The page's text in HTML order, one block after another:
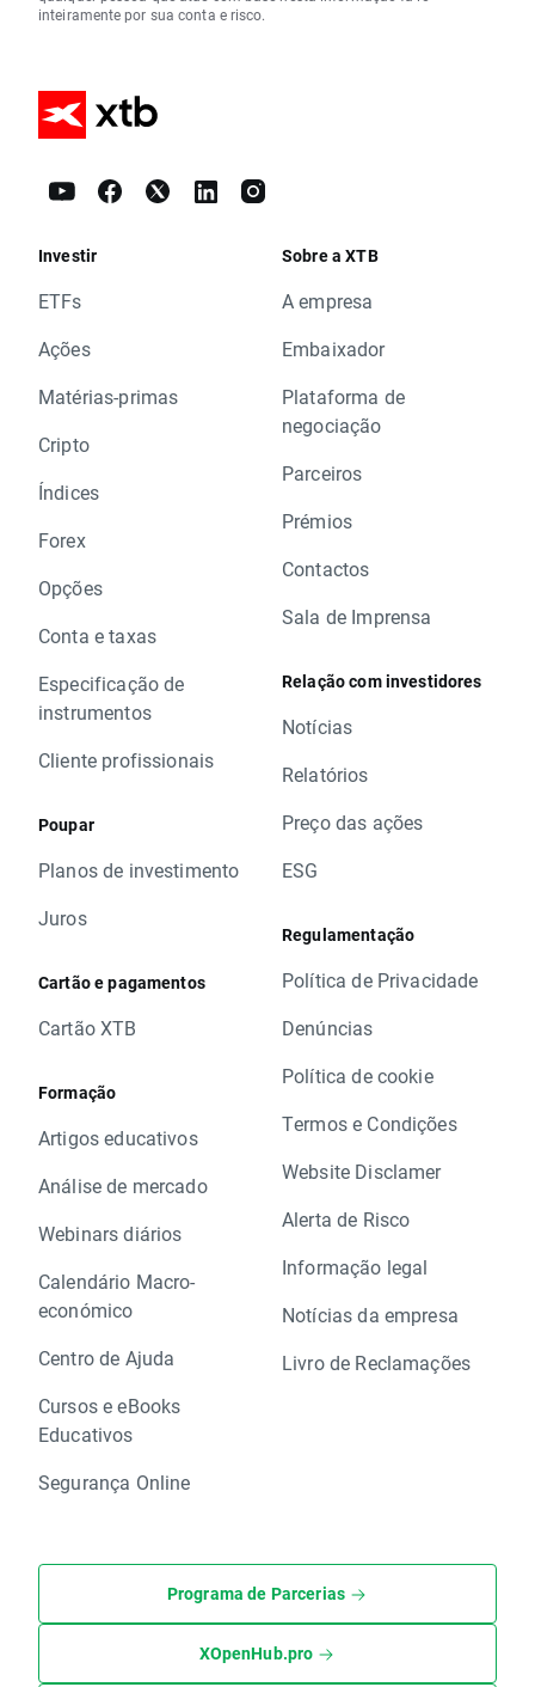
inteiramente por sua conta e risco.
Investir
ETFs
Ações
Matérias-primas
Cripto
Índices
Forex
Opções
Conta e taxas
Especificação de
instrumentos
Cliente profissionais
Poupar
Planos de investimento
Juros
Cartão e pagamentos
Cartão XTB
Formação
Artigos educativos
Análise de mercado
Webinars diários
Calendário Macro-
económico
Centro de Ajuda
Cursos e eBooks
Educativos
Segurança Online
Sobre a XTB
A empresa
Embaixador
Plataforma de
negociação
Parceiros
Prémios
Contactos
Sala de Imprensa
Relação com investidores
Notícias
Relatórios
Preço das ações
ESG
Regulamentação
Política de Privacidade
Denúncias
Política de cookie
Termos e Condições
Website Disclamer
Alerta de Risco
Informação legal
Notícias da empresa
Livro de Reclamações
Programa de Parcerias
XOpenHub.pro